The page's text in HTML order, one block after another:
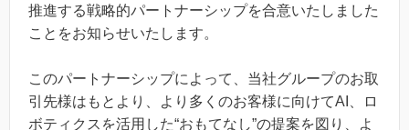
推進する戦略的パートナーシップを合意いたしました
ことをお知らせいたします。
このパートナーシップによって、当社グループのお取
引先様はもとより、より多くのお客様に向けてAI、ロ
ボティクスを活用した“おもてなし”の提案を図り、よ